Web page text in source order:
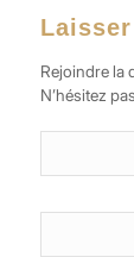
Rejoindre la
N’hésitez